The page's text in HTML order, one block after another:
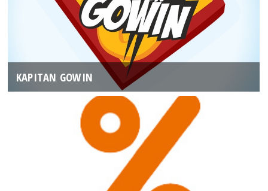
KAPITAN GOWIN